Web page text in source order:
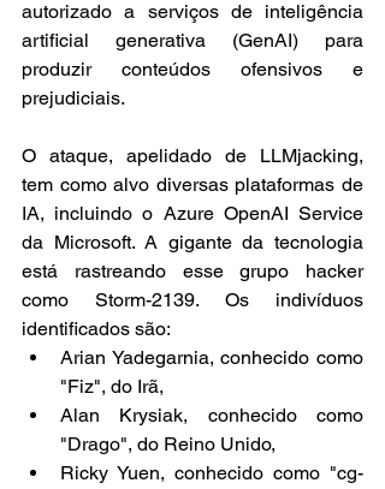
autorizado a serviços de inteligência
artificial generativa (GenAI) para
produzir conteúdos ofensivos e
prejudiciais.
O ataque, apelidado de LLMjacking,
tem como alvo diversas plataformas de
IA, incluindo o Azure OpenAI Service
da Microsoft. A gigante da tecnologia
está rastreando esse grupo hacker
como Storm-2139. Os indivíduos
identificados são:
Arian Yadegarnia, conhecido como
"Fiz", do Irã,
Alan Krysiak, conhecido como
"Drago", do Reino Unido,
Ricky Yuen, conhecido como "cg-